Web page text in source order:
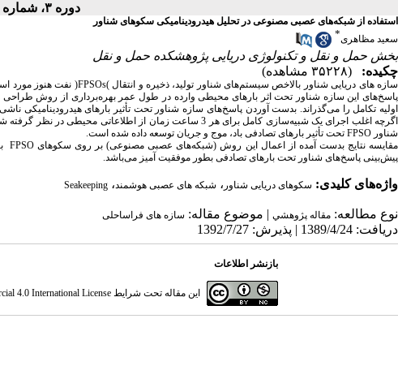
دوره ۳، شماره ۴ - ( ۶-۱۳۸۵ )
استفاده از شبکه‌های عصبی مصنوعی در تحلیل هیدرودینامیکی سکوهای شناور
سعید مظاهری*
بخش حمل و نقل و تکنولوژی دریایی پژوهشکده حمل و نقل
چکیده:
(۳۵۲۲۸ مشاهده)
سازه های دریایی شناور بالاخص سیستم‌های شناور تولید، ذخیره و انتقال(
FPSOs
) نفت هنوز مورد
پاسخ‌های این سازه شناور تحت اثر بارهای محیطی وارده در طول عمر بهره‌برداری از روش طراحی
اولیه تکامل را می‌گذراند. بدست آوردن پاسخ‌های سازه شناور تحت تأثیر بارهای
اگرچه اغلب اجرای یک شبیه‌سازی کامل برای هر 3 ساعت زمان از
شناور FPSO تحت تأثیر بارهای تصادفی باد، موج و جریان توسعه داده شده است.
مقایسه نتایج بدست آمده از اعمال این روش (شبکه‌های عصبی مصنوعی) بر روی سکوهایFPSO
پیش‌بینی پاسخ‌های شناور تحت بارهای تصادفی بطور موفقیت آمیز می‌باشد.
واژه‌های کلیدی: سکوهای دریایی شناور ، شبکه های عصبی هوشمند ، Seakeeping
نوع مطالعه: مقاله پژوهشي | موضوع مقاله: سازه های فراساحلی
دریافت: 1389/4/24 | پذیرش: 1392/7/27
بازنشر اطلاعات
این مقاله تحت شرایط 4.0 International License